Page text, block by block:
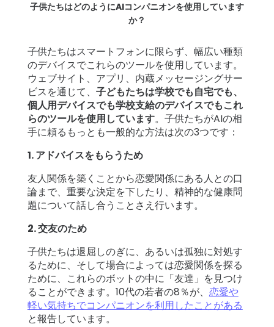
子供たちはどのようにAIコンパニオンを使用しています
か？
子供たちはスマートフォンに限らず、幅広い種類
のデバイスでこれらのツールを使用しています。
ウェブサイト、アプリ、内蔵メッセージングサー
ビスを通じて、 子どもたちは学校でも自宅でも、
個人用デバイスでも学校支給のデバイスでもこれ
らのツールを使用しています。子供たちがAIの相
手に頼るもっとも一般的な方法は次の3つです：
1. アドバイスをもらうため
友人関係を築くことから恋愛関係にある人との口
論まで、重要な決定を下したり、精神的な健康問
題について話し合うことさえ行います。
2. 交友のため
子供たちは退屈しのぎに、あるいは孤独に対処す
るために、そして場合によっては恋愛関係を探る
ために、これらのボットの中に「友達」を見つけ
ることができます。10代の若者の8％が、 恋愛や
軽い気持ちでコンパニオンを利用したことがある
と報告しています。